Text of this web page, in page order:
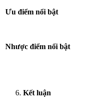
Ưu điểm nổi bật
Nhược điểm nổi bật
Kết luận